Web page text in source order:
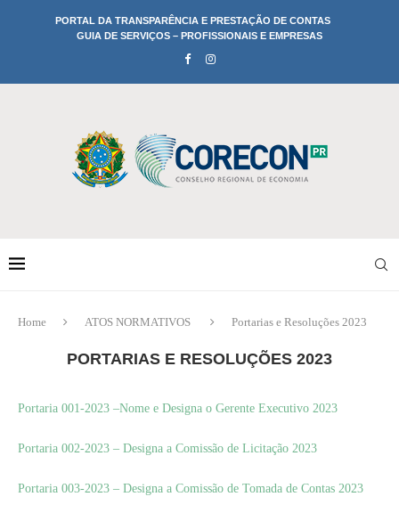
PORTAL DA TRANSPARÊNCIA E PRESTAÇÃO DE CONTAS
GUIA DE SERVIÇOS – PROFISSIONAIS E EMPRESAS
Home ATOS NORMATIVOS Portarias e Resoluções 2023
PORTARIAS E RESOLUÇÕES 2023
Portaria 001-2023 –Nome e Designa o Gerente Executivo 2023
Portaria 002-2023 – Designa a Comissão de Licitação 2023
Portaria 003-2023 – Designa a Comissão de Tomada de Contas 2023